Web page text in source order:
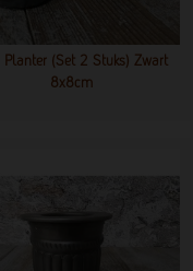
Planter (set 2 Stuks) Zwart
8x8cm